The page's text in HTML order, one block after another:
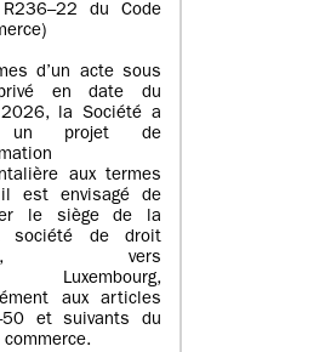
du Code
d’un acte sous
en date du
la Société a
un projet de
aux termes
est envisagé de
le siège de la
société de droit
vers
aux articles
et suivants du
commerce.